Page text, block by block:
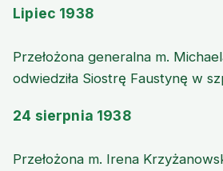
Lipiec 1938
Przełożona generalna m.
odwiedziła Siostrę Faustynę w
24 sierpnia 1938
Przełożona m. Irena